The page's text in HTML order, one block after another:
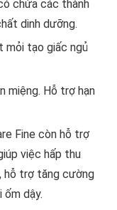
chứa các thành
dinh dưỡng.
mỏi tạo giấc ngủ
miệng. Hỗ trợ hạn
Fine còn hỗ trợ
việc hấp thu
hỗ trợ tăng cường
ốm dậy.